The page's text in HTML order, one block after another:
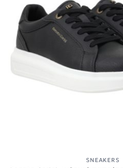
SNEAKERS